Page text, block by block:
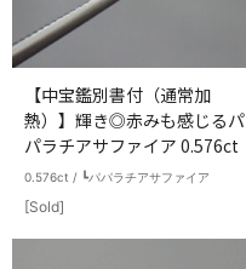
【中宝鑑別書付（通常加
熱）】輝き◎赤みも感じるパ
パラチアサファイア 0.576ct
0.576ct / ┗パパラチアサファイア
[Sold]